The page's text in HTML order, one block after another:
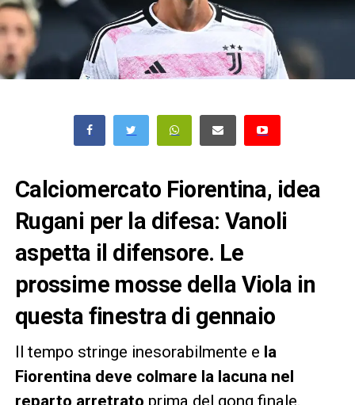
Calciomercato Fiorentina, idea
Rugani per la difesa: Vanoli
aspetta il difensore. Le
prossime mosse della Viola in
questa finestra di gennaio
Il tempo stringe inesorabilmente e la
Fiorentina deve colmare la lacuna nel
reparto arretrato prima del gong finale.